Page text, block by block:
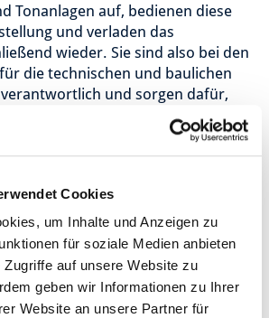
Cookies
um Inhalte und Anzeigen zu
für soziale Medien anbieten
auf unsere Website zu
geben wir Informationen zu Ihrer
Website an unsere Partner für
Tonanlagen auf, bedienen diese
und verladen das
wieder. Sie sind also bei den
die technischen und baulichen
und sorgen dafür,
umsetzen. Als Fachkraft für
bedienen, warten und pflegen
Anlagen und sorgen dafür, dass
Konzerte,
für alle Besucher ein
werden.